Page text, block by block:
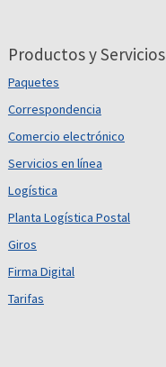
Productos y Servicios
Paquetes
Correspondencia
Comercio electrónico
Servicios en línea
Logística
Planta Logística Postal
Giros
Firma Digital
Tarifas